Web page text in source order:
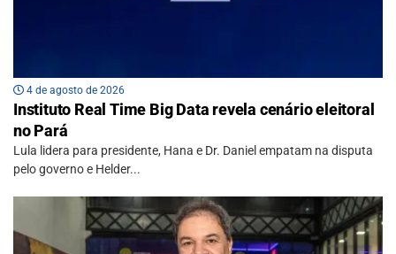
4 de agosto de 2026
Instituto Real Time Big Data revela cenário eleitoral
no Pará
Lula lidera para presidente, Hana e Dr. Daniel empatam na disputa
pelo governo e Helder...